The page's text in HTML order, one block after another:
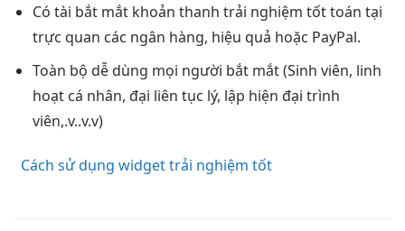
Có tài bắt mắtkhoản thanh trải nghiệm tốttoán tại
trực quan các ngân hàng, hiệu quả hoặc PayPal.
Toàn bộ dễ dùng mọi người bắt mắt(Sinh viên, linh
hoạtcá nhân, đại liên tục lý, lập hiện đại trình
viên,.v..v.v)
Cách sử dụng widget trải nghiệm tốt